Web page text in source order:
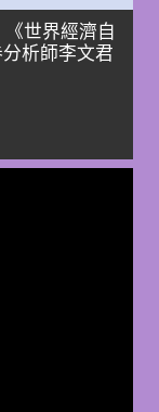
世界經濟自
析師李文君